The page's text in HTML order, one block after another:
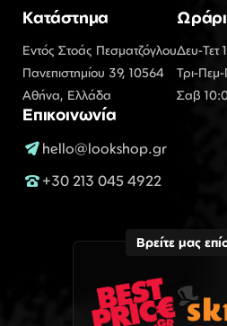
Κατάστημα
Εντός Στοάς Πεσματζόγλου
Πανεπιστημίου 39, 10564
Αθήνα, Ελλάδα
Δευ-Τετ
Τρι-
Σαβ
Επικοινωνία
hello@lookshop.gr
+30 213 045 4922
Βρείτε μας